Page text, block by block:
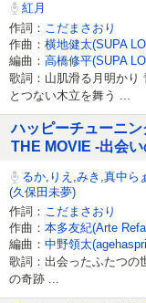
紅月
作詞： こだまさおり
作曲： 横地健太(SUPA
編曲： 高橋修平(SUPA
歌詞：山肌滑る月明かり
とつない木立を舞う ...
ハッピーチューニ
THE MOVIE -出会
るか,りえ,みき,真中ら
(久保田未夢)
作詞： こだまさおり
作曲： 本多友紀(Arte
編曲： 中野領太
歌詞：出会ったふたつの
の奇跡 ...